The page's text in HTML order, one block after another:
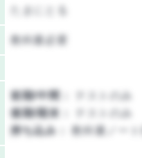
教科書必要
前期/中間：
テストのみ
後期/期末：
テストのみ
持ち込み：
教科書ノー